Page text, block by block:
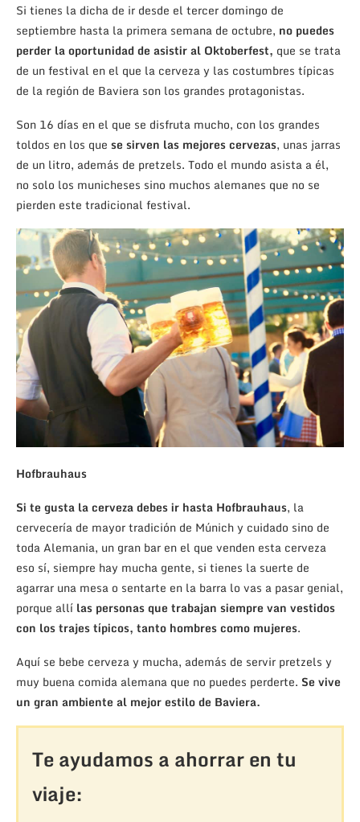
Si tienes la dicha de ir desde el tercer domingo de
septiembre hasta la primera semana de octubre, no puedes
perder la oportunidad de asistir al Oktoberfest, que se trata
de un festival en el que la cerveza y las costumbres típicas
de la región de Baviera son los grandes protagonistas.
Son 16 días en el que se disfruta mucho, con los grandes
toldos en los que se sirven las mejores cervezas, unas jarras
de un litro, además de pretzels. Todo el mundo asista a él,
no solo los municheses sino muchos alemanes que no se
pierden este tradicional festival.
Hofbrauhaus
Si te gusta la cerveza debes ir hasta Hofbrauhaus, la
cervecería de mayor tradición de Múnich y cuidado sino de
toda Alemania, un gran bar en el que venden esta cerveza
eso sí, siempre hay mucha gente, si tienes la suerte de
agarrar una mesa o sentarte en la barra lo vas a pasar genial,
porque allí las personas que trabajan siempre van vestidos
con los trajes típicos, tanto hombres como mujeres.
Aquí se bebe cerveza y mucha, además de servir pretzels y
muy buena comida alemana que no puedes perderte. Se vive
un gran ambiente al mejor estilo de Baviera.
Te ayudamos a ahorrar en tu
viaje: